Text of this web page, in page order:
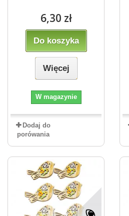
6,30 zł
Do koszyka
Więcej
W magazynie
Dodaj do
porówania